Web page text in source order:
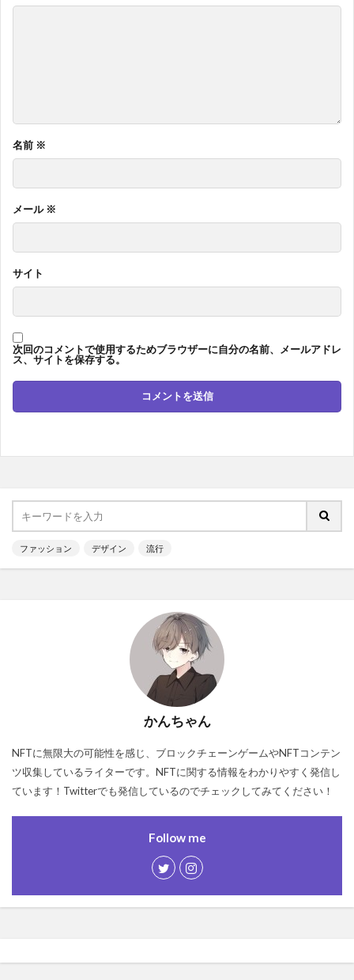
名前 ※
メール ※
サイト
次回のコメントで使用するためブラウザーに自分の名前、メールアドレ
ス、サイトを保存する。
ファッション デザイン 流行
かんちゃん
NFTに無限大の可能性を感じ、ブロックチェーンゲームやNFTコンテン
ツ収集しているライターです。NFTに関する情報をわかりやすく発信し
ています！Twitterでも発信しているのでチェックしてみてください！
Follow me